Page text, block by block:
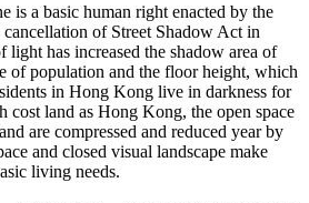
is a basic human right enacted by the
of Street Shadow Act in
light has increased the shadow area of
of population and the floor height, which
in Hong Kong live in darkness for
cost land as Hong Kong, the open space
are compressed and reduced year by
and closed visual landscape make
living needs.